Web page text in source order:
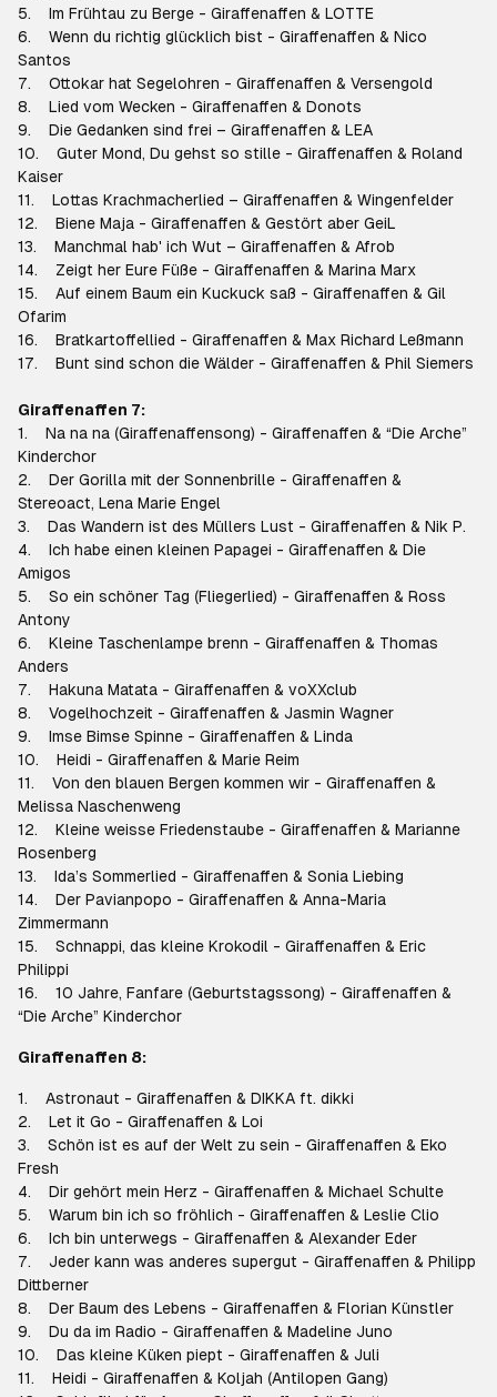
5. Im Frühtau zu Berge - Giraffenaffen & LOTTE
6. Wenn du richtig glücklich bist - Giraffenaffen & Nico
Santos
7. Ottokar hat Segelohren - Giraffenaffen & Versengold
8. Lied vom Wecken - Giraffenaffen & Donots
9. Die Gedanken sind frei – Giraffenaffen & LEA
10. Guter Mond, Du gehst so stille - Giraffenaffen & Roland
Kaiser
11. Lottas Krachmacherlied – Giraffenaffen & Wingenfelder
12. Biene Maja - Giraffenaffen & Gestört aber GeiL
13. Manchmal hab' ich Wut – Giraffenaffen & Afrob
14. Zeigt her Eure Füße - Giraffenaffen & Marina Marx
15. Auf einem Baum ein Kuckuck saß - Giraffenaffen & Gil
Ofarim
16. Bratkartoffellied - Giraffenaffen & Max Richard Leßmann
17. Bunt sind schon die Wälder - Giraffenaffen & Phil Siemers
Giraffenaffen 7:
1. Na na na (Giraffenaffensong) - Giraffenaffen & “Die Arche”
Kinderchor
2. Der Gorilla mit der Sonnenbrille - Giraffenaffen &
Stereoact, Lena Marie Engel
3. Das Wandern ist des Müllers Lust - Giraffenaffen & Nik P.
4. Ich habe einen kleinen Papagei - Giraffenaffen & Die
Amigos
5. So ein schöner Tag (Fliegerlied) - Giraffenaffen & Ross
Antony
6. Kleine Taschenlampe brenn - Giraffenaffen & Thomas
Anders
7. Hakuna Matata - Giraffenaffen & voXXclub
8. Vogelhochzeit - Giraffenaffen & Jasmin Wagner
9. Imse Bimse Spinne - Giraffenaffen & Linda
10. Heidi - Giraffenaffen & Marie Reim
11. Von den blauen Bergen kommen wir - Giraffenaffen &
Melissa Naschenweng
12. Kleine weisse Friedenstaube - Giraffenaffen & Marianne
Rosenberg
13. Ida’s Sommerlied - Giraffenaffen & Sonia Liebing
14. Der Pavianpopo - Giraffenaffen & Anna-Maria
Zimmermann
15. Schnappi, das kleine Krokodil - Giraffenaffen & Eric
Philippi
16. 10 Jahre, Fanfare (Geburtstagssong) - Giraffenaffen &
“Die Arche” Kinderchor
Giraffenaffen 8:
1. Astronaut - Giraffenaffen & DIKKA ft. dikki
2. Let it Go - Giraffenaffen & Loi
3. Schön ist es auf der Welt zu sein - Giraffenaffen & Eko
Fresh
4. Dir gehört mein Herz - Giraffenaffen & Michael Schulte
5. Warum bin ich so fröhlich - Giraffenaffen & Leslie Clio
6. Ich bin unterwegs - Giraffenaffen & Alexander Eder
7. Jeder kann was anderes supergut - Giraffenaffen & Philipp
Dittberner
8. Der Baum des Lebens - Giraffenaffen & Florian Künstler
9. Du da im Radio - Giraffenaffen & Madeline Juno
10. Das kleine Küken piept - Giraffenaffen & Juli
11. Heidi - Giraffenaffen & Koljah (Antilopen Gang)